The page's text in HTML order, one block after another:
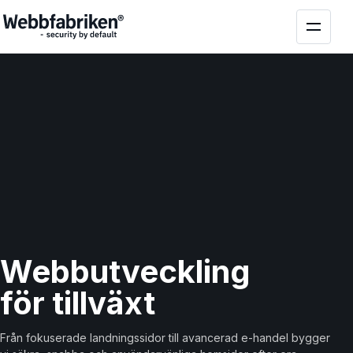
Webbutveckling
för tillväxt
Från fokuserade landningssidor till avancerad e-handel bygger